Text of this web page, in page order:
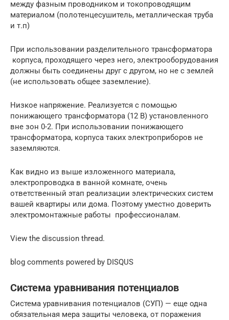
между фазным проводником и токопроводящим
материалом (полотенцесушитель, металлическая труба
и т.п)
При использовании разделительного трансформатора
корпуса, проходящего через него, электрооборудования
должны быть соединены друг с другом, но не с землей
(не использовать общее заземление).
Низкое напряжение. Реализуется с помощью
понижающего трансформатора (12 В) установленного
вне зон 0-2. При использовании понижающего
трансформатора, корпуса таких электроприборов не
заземляются.
Как видно из выше изложенного материала,
электропроводка в ванной комнате, очень
ответственный этап реализации электрических систем
вашей квартиры или дома. Поэтому уместно доверить
электромонтажные работы профессионалам.
View the discussion thread.
blog comments powered by DISQUS
Система уравнивания потенциалов
Система уравнивания потенциалов (СУП) — еще одна
обязательная мера защиты человека, от поражения